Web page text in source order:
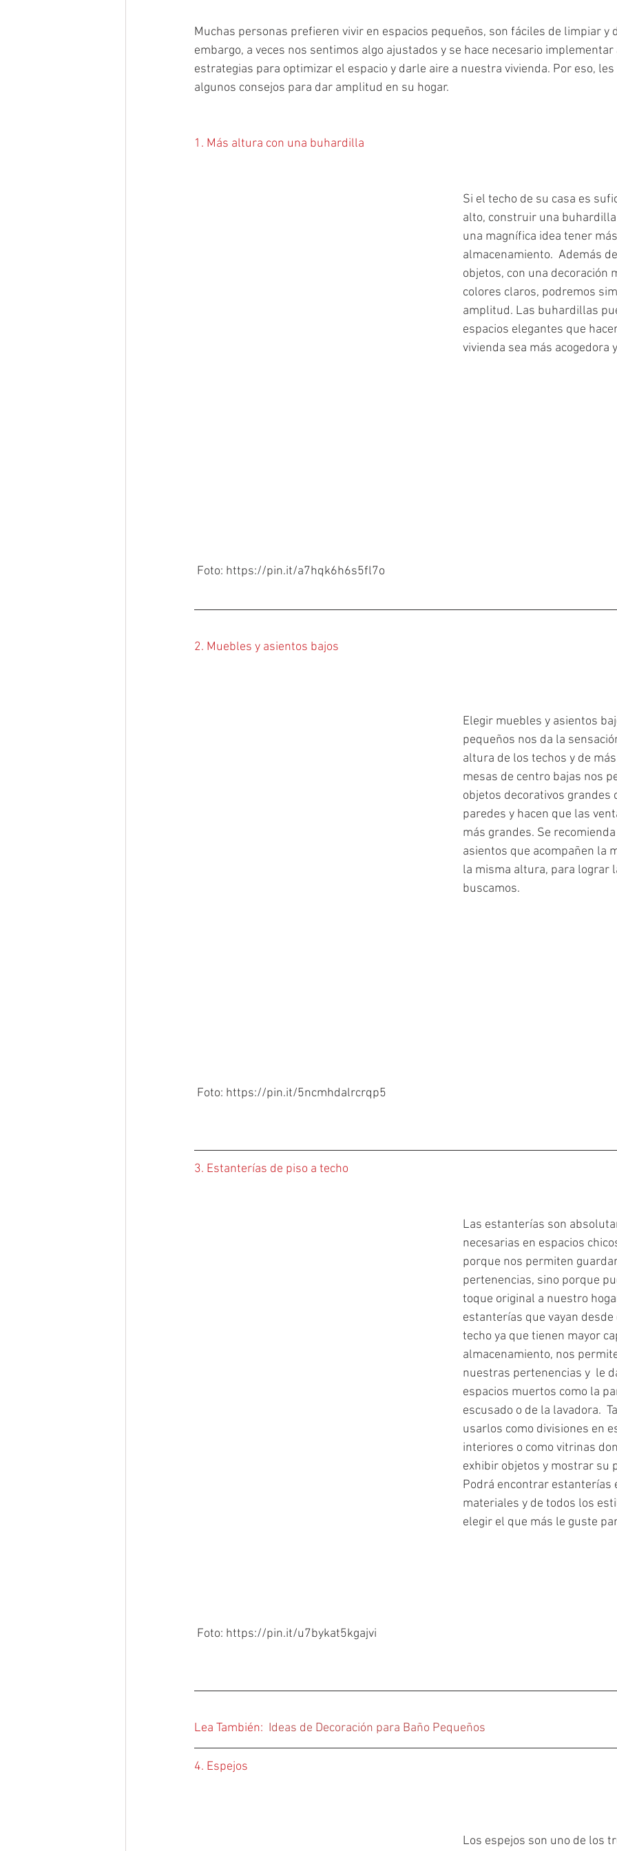
Muchas personas prefieren vivir en espacios pequeños, son fáciles de limpiar y
embargo, a veces nos sentimos algo ajustados y se hace necesario implementar
estrategias para optimizar el espacio y darle aire a nuestra vivienda. Por eso,
algunos consejos para dar amplitud en su hogar.
1. Más altura con una buhardilla
Si el techo de su casa es
alto, construir una buhardilla
una magnífica idea tener
almacenamiento.  Además
objetos, con una decoración
colores claros, podremos
amplitud. Las buhardillas
espacios elegantes que
vivienda sea más acogedora
Foto: https://pin.it/a7hqk6h6s5fl7o
2. Muebles y asientos bajos
Elegir muebles y asientos
pequeños nos da la
altura de los techos y de
mesas de centro bajas nos
objetos decorativos grandes
paredes y hacen que las
más grandes. Se
asientos que acompañen la
la misma altura, para lograr
buscamos.
Foto: https://pin.it/5ncmhdalrcrqp5
3. Estanterías de piso a techo
Las estanterías son
necesarias en espacios
porque nos permiten
pertenencias, sino porque
toque original a nuestro
estanterías que vayan
techo ya que tienen mayor
almacenamiento, nos
nuestras pertenencias y  le
espacios muertos como la
escusado o de la lavadora.
usarlos como divisiones en
interiores o como vitrinas
exhibir objetos y mostrar su
Podrá encontrar estanterías
materiales y de todos los
elegir el que más le guste
Foto: https://pin.it/u7bykat5kgajvi
Lea También: Ideas de Decoración para Baño Pequeños
4. Espejos
Los espejos son uno de los